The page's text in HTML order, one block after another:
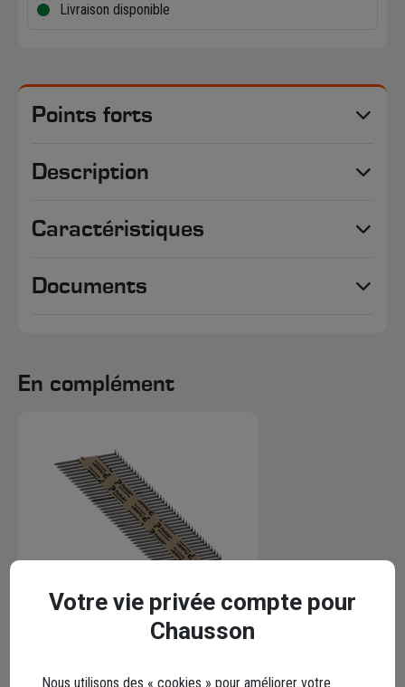
Livraison disponible
Points forts
Description
Caractéristiques
Documents
En complément
Paslode avec gaz pour IM90 -
Votre vie privée compte pour
Chausson
Nous utilisons des « cookies » pour améliorer votre